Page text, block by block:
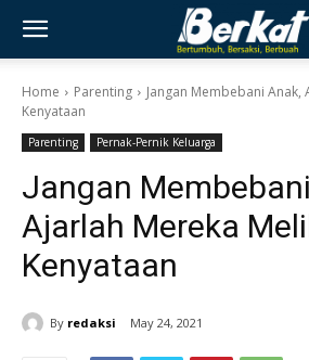
Home Parenting
Jangan Membebani
Kenyataan
Parenting Pernak-Pernik Keluarga
Jangan
Ajarlah Mereka
Kenyataan
By redaksi May 24, 2021